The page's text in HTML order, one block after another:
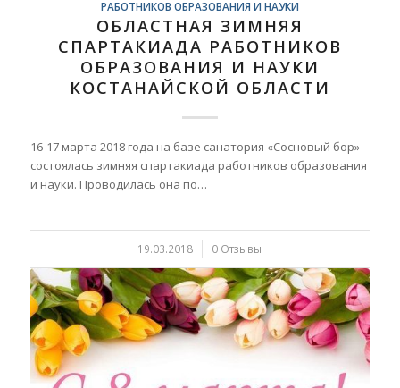
РАБОТНИКОВ ОБРАЗОВАНИЯ И НАУКИ
ОБЛАСТНАЯ ЗИМНЯЯ
СПАРТАКИАДА РАБОТНИКОВ
ОБРАЗОВАНИЯ И НАУКИ
КОСТАНАЙСКОЙ ОБЛАСТИ
16-17 марта 2018 года на базе санатория «Сосновый бор»
состоялась зимняя спартакиада работников образования
и науки. Проводилась она по…
19.03.2018
/ 0 Отзывы